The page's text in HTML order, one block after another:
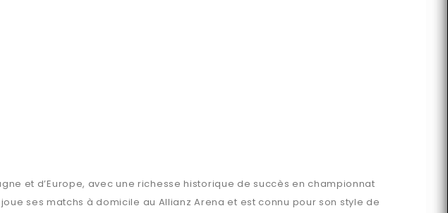
et d’Europe, avec une richesse historique de succès en championnat
ses matchs à domicile au Allianz Arena et est connu pour son style de